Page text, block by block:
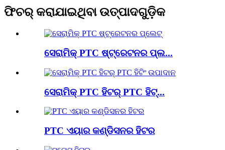
ଫିଚର୍ କରାଯାଇଥିବା ଉତ୍ପାଦଗୁଡ଼ିକ
ସେରାମିକ୍ PTC ଷ୍ଟ୍ରେଟନର ପ୍ଲ...
ସେରାମିକ୍ PTC ହିଟର୍ PTC ହିଟ୍...
PTC ଏୟାର କଣ୍ଡିସନର ହିଟର